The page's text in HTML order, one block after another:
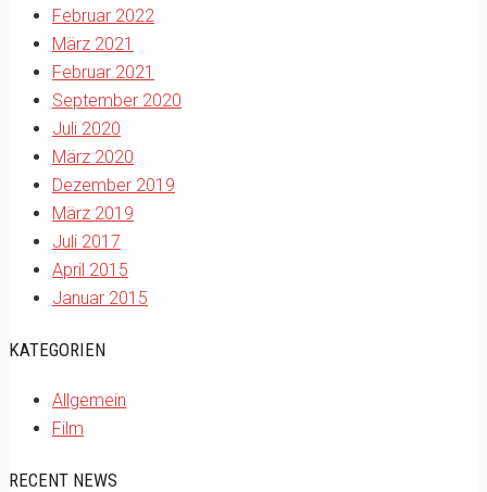
Februar 2022
März 2021
Februar 2021
September 2020
Juli 2020
März 2020
Dezember 2019
März 2019
Juli 2017
April 2015
Januar 2015
KATEGORIEN
Allgemein
Film
RECENT NEWS